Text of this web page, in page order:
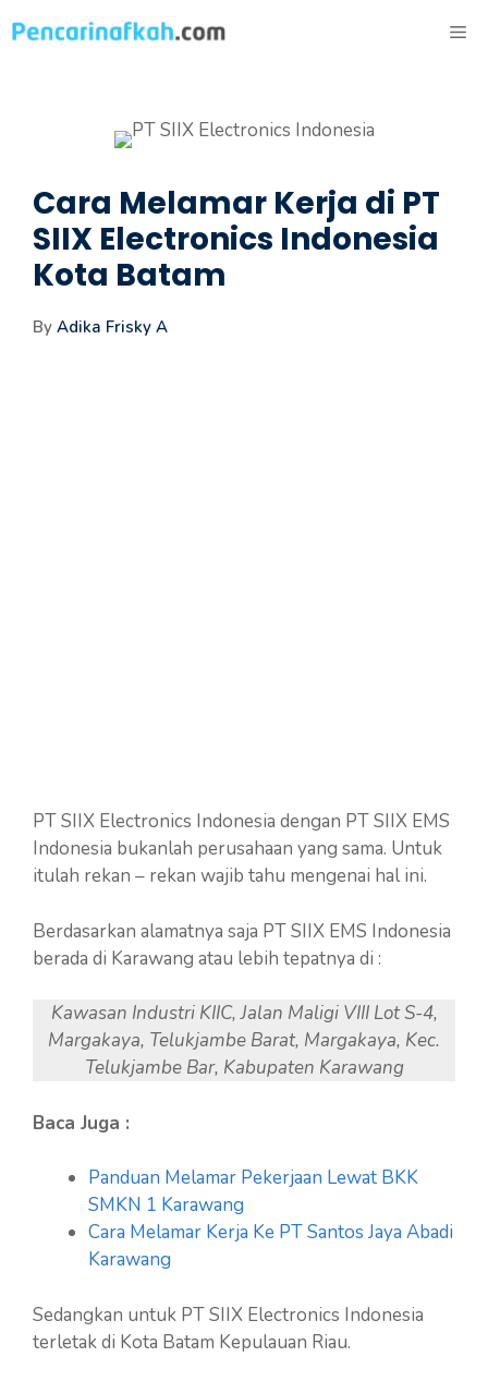
ke
Cara Melamar Kerja di PT
SIIX Electronics Indonesia
Kota Batam
By Adika Frisky A
PT SIIX Electronics Indonesia dengan PT SIIX EMS
Indonesia bukanlah perusahaan yang sama. Untuk
itulah rekan – rekan wajib tahu mengenai hal ini.
Berdasarkan alamatnya saja PT SIIX EMS Indonesia
berada di Karawang atau lebih tepatnya di :
Kawasan Industri KIIC, Jalan Maligi VIII Lot S-4,
Margakaya, Telukjambe Barat, Margakaya, Kec.
Telukjambe Bar, Kabupaten Karawang
Baca Juga :
Panduan Melamar Pekerjaan Lewat BKK
SMKN 1 Karawang
Cara Melamar Kerja Ke PT Santos Jaya Abadi
Karawang
Sedangkan untuk PT SIIX Electronics Indonesia
terletak di Kota Batam Kepulauan Riau.